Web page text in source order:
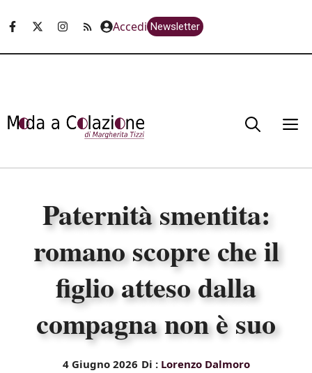
Accedi Newsletter
Paternità smentita:
romano scopre che il
figlio atteso dalla
compagna non è suo
4 Giugno 2026 Di : Lorenzo Dalmoro